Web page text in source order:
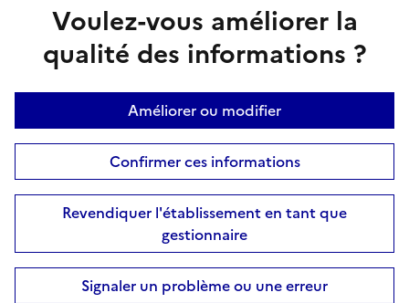
Voulez-vous améliorer la
qualité des informations ?
Améliorer ou modifier
Confirmer ces informations
Revendiquer l'établissement en tant que
gestionnaire
Signaler un problème ou une erreur